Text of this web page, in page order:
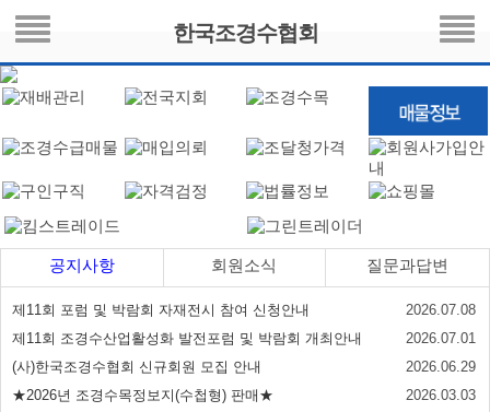
한국조경수협회
공지사항 회원소식 질문과답변
제11회 포럼 및 박람회 자재전시 참여 신청안내
2026.07.08
제11회 조경수산업활성화 발전포럼 및 박람회 개최안내
2026.07.01
(사)한국조경수협회 신규회원 모집 안내
2026.06.29
★2026년 조경수목정보지(수첩형) 판매★
2026.03.03